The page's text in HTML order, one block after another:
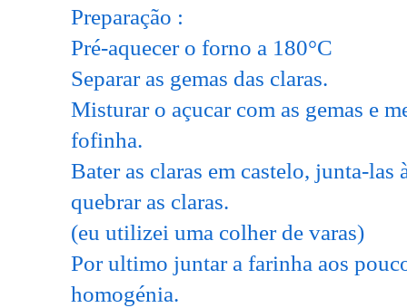
Preparação :
Pré-aquecer o forno a 180°C
Separar as gemas das claras.
Misturar o açucar com as gemas e
fofinha.
Bater as claras em castelo, junta-las
quebrar as claras.
(eu utilizei uma colher de varas)
Por ultimo juntar a farinha aos
homogénia.